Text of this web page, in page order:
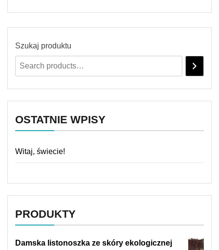
Szukaj produktu
OSTATNIE WPISY
Witaj, świecie!
PRODUKTY
Damska listonoszka ze skóry ekologicznej